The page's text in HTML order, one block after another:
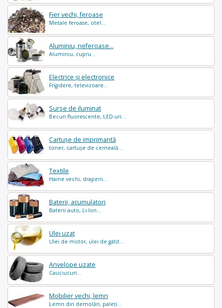
Fier vechi, feroase
Metale feroase, otel...
Aluminiu, neferoase...
Aluminiu, cupru...
Electrice și electronice
Frigidere, televizoare...
Surse de iluminat
Becuri fluorescente, LED-uri...
Cartușe de imprimantă
toner, cartușe de cerneală...
Textile
Haine vechi, draperii...
Baterii, acumulatori
Baterii auto, Li-Ion...
Ulei uzat
Ulei de motor, ulei de gătit...
Anvelope uzate
Cauciucuri...
Mobilier vechi, lemn
Lemn din demolări, paleți...